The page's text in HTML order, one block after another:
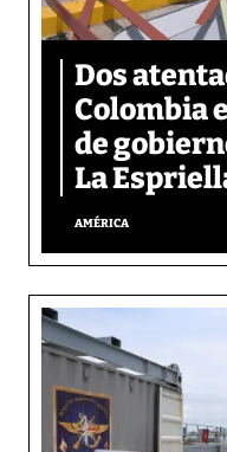
Dos
Colombia
de
La
AMÉRICA